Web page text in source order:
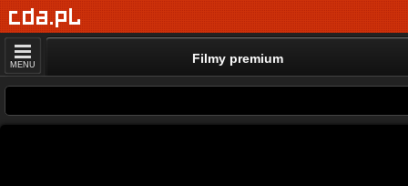
MENU Filmy premium